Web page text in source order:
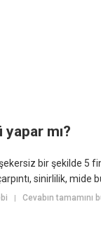
mı?
bir şekilde 5
sinirlilik,
Cevabın tamamını